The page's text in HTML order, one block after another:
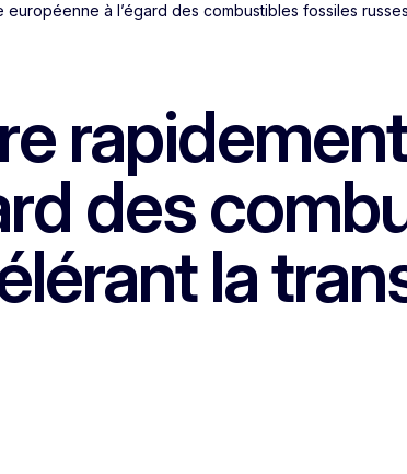
à l’égard des combustibles fossiles
des
la